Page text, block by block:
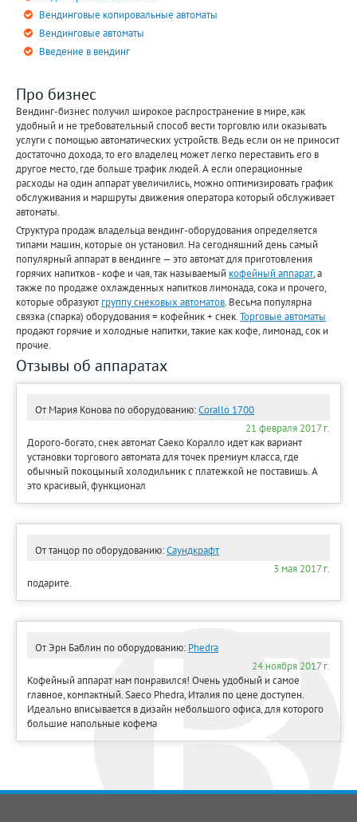
Вендинговые копировальные автоматы
Вендинговые автоматы
Введение в вендинг
Про бизнес
Вендинг-бизнес получил широкое распространение в мире, как
удобный и не требовательный способ вести торговлю или оказывать
услуги с помощью автоматических устройств. Ведь если он не приносит
достаточно дохода, то его владелец может легко переставить его в
другое место, где больше трафик людей. А если операционные
расходы на один аппарат увеличились, можно оптимизировать график
обслуживания и маршруты движения оператора который обслуживает
автоматы.
Структура продаж владельца вендинг-оборудования определяется
типами машин, которые он установил. На сегодняшний день самый
популярный аппарат в вендинге — это автомат для приготовления
горячих напитков - кофе и чая, так называемый кофейный аппарат, а
также по продаже охлажденных напитков лимонада, сока и прочего,
которые образуютгруппу снековых автоматов. Весьма популярна
связка (спарка) оборудования = кофейник + снек.Торговые автоматы
продают горячие и холодные напитки, такие как кофе, лимонад, сок и
прочие.
Отзывы об аппаратах
От Мария Конова по оборудованию:Corallo 1700
21 февраля 2017 г.
Дорого-богато, снек автомат Саеко Коралло идет как вариант
установки торгового автомата для точек премиум класса, где
обычный покоцыный холодильник с платежкой не поставишь. А
это красивый, функционал
От танцор по оборудованию:Саундкрафт
3 мая 2017 г.
подарите.
От Эрн Баблин по оборудованию: Phedra
24 ноября 2017 г.
Кофейный аппарат нам понравился! Очень удобный и самое
главное, компактный. Saeco Phedra, Италия по цене доступен.
Идеально вписывается в дизайн небольшого офиса, для которого
большие напольные кофема